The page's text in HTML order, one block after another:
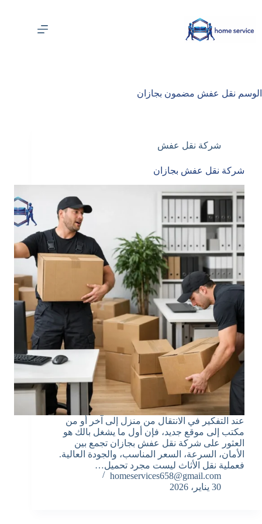
المحتوى
الوسم نقل عفش مضمون بجازان
شركة نقل عفش
شركة نقل عفش بجازان
عند التفكير في الانتقال من منزل إلى آخر أو من
مكتب إلى موقع جديد، فإن أول ما يشغل بالك هو
العثور على شركة نقل عفش بجازان تجمع بين
الأمان، السرعة، السعر المناسب، والجودة العالية.
فعملية نقل الأثاث ليست مجرد تحميل…
homeservices658@gmail.com
30 يناير، 2026